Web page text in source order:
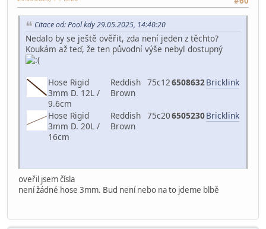
Citace od: Pool kdy 29.05.2025, 14:40:20
Nedalo by se ještě ověřit, zda není jeden z těchto?
Koukám až teď, že ten původní výše nebyl dostupný
Hose Rigid
3mm D. 12L /
9.6cm
Reddish
Brown
75c126508632Bricklink
Hose Rigid
3mm D. 20L /
16cm
Reddish
Brown
75c206505230Bricklink
oveřil jsem čísla
není žádné hose 3mm. Bud není nebo na to jdeme blbě